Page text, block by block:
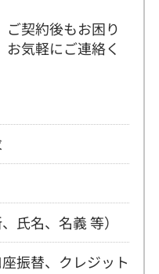
氏名、名義 等）
振替、クレジット
一括、年・月払